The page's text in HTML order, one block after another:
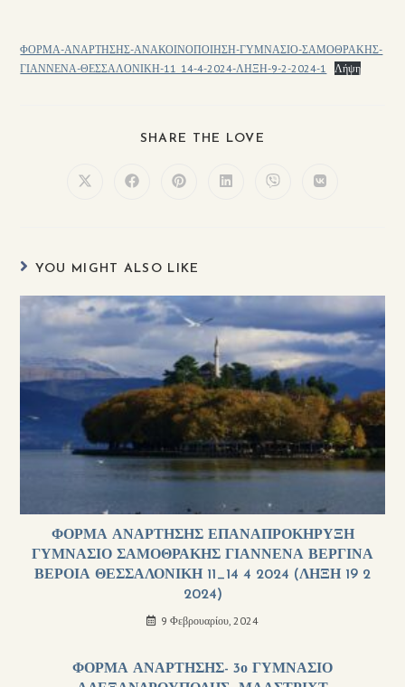
ΦΟΡΜΑ-ΑΝΑΡΤΗΣΗΣ-ΑΝΑΚΟΙΝΟΠΟΙΗΣΗ-ΓΥΜΝΑΣΙΟ-ΣΑΜΟΘΡΑΚΗΣ-
ΓΙΑΝΝΕΝΑ-ΘΕΣΣΑΛΟΝΙΚΗ-11_14-4-2024-ΛΗΞΗ-9-2-2024-1
Λήψη
SHARE THE LOVE
YOU MIGHT ALSO LIKE
ΦΟΡΜΑ ΑΝΑΡΤΗΣΗΣ ΕΠΑΝΑΠΡΟΚΗΡΥΞΗ
ΓΥΜΝΑΣΙΟ ΣΑΜΟΘΡΑΚΗΣ ΓΙΑΝΝΕΝΑ ΒΕΡΓΙΝΑ
ΒΕΡΟΙΑ ΘΕΣΣΑΛΟΝΙΚΗ 11_14 4 2024 (ΛΗΞΗ 19 2
2024)
9 Φεβρουαρίου, 2024
ΦΟΡΜΑ ΑΝΑΡΤΗΣΗΣ- 3ο ΓΥΜΝΑΣΙΟ